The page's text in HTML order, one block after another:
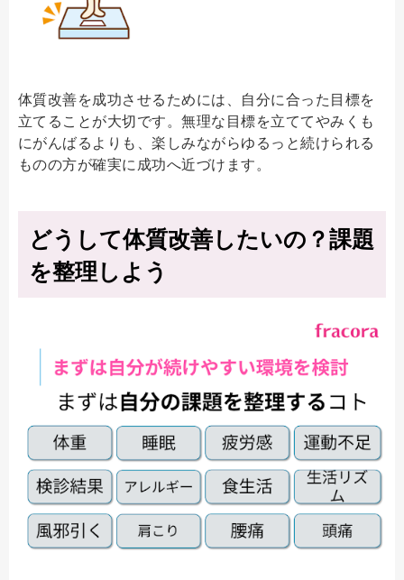
体質改善を成功させるためには、自分に合った目標を
立てることが大切です。無理な目標を立ててやみくも
にがんばるよりも、楽しみながらゆるっと続けられる
ものの方が確実に成功へ近づけます。
どうして体質改善したいの？課題
を整理しよう